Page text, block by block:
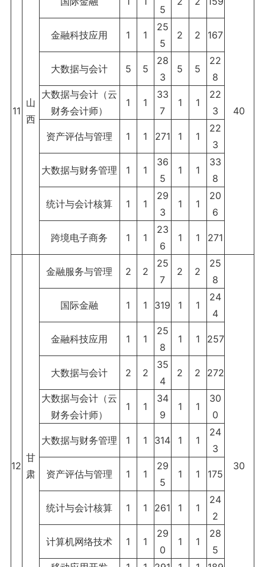
11
山
西
40
5
金融科技应用 1 1
25
5
2 2 167
大数据与会计 5 5
28
3
5 5
22
8
大数据与会计（云
财务会计师）
1 1
33
7
1 1
22
3
资产评估与管理 1 1 271 1 1
22
3
大数据与财务管理 1 1
36
5
1 1
33
8
统计与会计核算 1 1
29
3
1 1
20
6
跨境电子商务 1 1
23
6
1 1 271
12
甘
肃
金融服务与管理 2 2
25
7
2 2
25
8
30
国际金融 1 1 319 1 1
24
4
金融科技应用 1 1
25
8
1 1 257
大数据与会计 2 2
35
4
2 2 272
大数据与会计（云
财务会计师）
1 1
34
9
1 1
30
0
大数据与财务管理 1 1 314 1 1
24
3
资产评估与管理 1 1
29
5
1 1 175
统计与会计核算 1 1 261 1 1
24
2
计算机网络技术 1 1
29
0
1 1
28
5